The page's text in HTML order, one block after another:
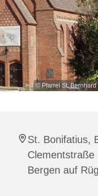
© Pfarrei St.
St. Bonifatius,
Clementstraße
Bergen auf